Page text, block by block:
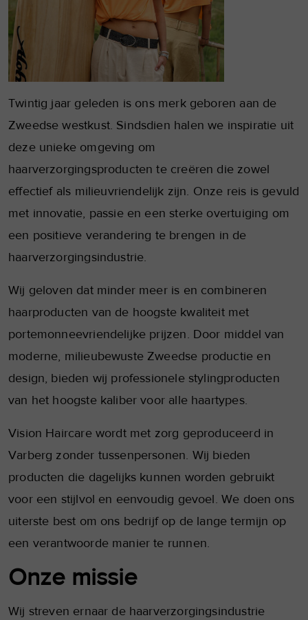
Twintig jaar geleden is ons merk geboren aan de
Zweedse westkust. Sindsdien halen we inspiratie uit
deze unieke omgeving om
haarverzorgingsproducten te creëren die zowel
effectief als milieuvriendelijk zijn. Onze reis is gevuld
met innovatie, passie en een sterke overtuiging om
een positieve verandering te brengen in de
haarverzorgingsindustrie.
Wij geloven dat minder meer is en combineren
haarproducten van de hoogste kwaliteit met
portemonneevriendelijke prijzen. Door middel van
moderne, milieubewuste Zweedse productie en
design, bieden wij professionele stylingproducten
van het hoogste kaliber voor alle haartypes.
Vision Haircare wordt met zorg geproduceerd in
Varberg zonder tussenpersonen. Wij bieden
producten die dagelijks kunnen worden gebruikt
voor een stijlvol en eenvoudig gevoel. We doen ons
uiterste best om ons bedrijf op de lange termijn op
een verantwoorde manier te runnen.
Onze missie
Wij streven ernaar de haarverzorgingsindustrie